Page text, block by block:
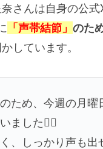
さんは自身の公式
「声帯結節」 のた
しています。
ため、今週の月曜
ました🙇‍♂️
、しっかり声も出